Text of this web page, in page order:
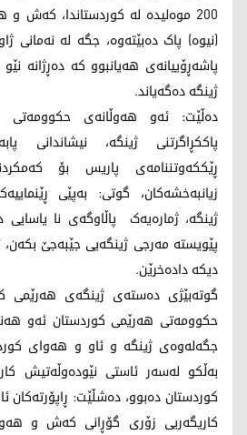
200 موەلیدە لە کوردستاندا، کەش
(نیوە) پاک دەبێتەوە، جگە لە نەمانی
پاشەڕۆییانەی هەیانبوو کە دەڕژانە
ژینگە دەگەیاند.
دەڵێت: ئەو هەوڵانەی حکوومەتی
پاککڕاگرتنی ژینگە، نیشاندانی
ڕێککەوتننامەی پاریس بۆ
زیانبەخشەکان، گوتی: بەپێی
ژینگە، ژمارەیەک پاڵاوگەی نا یاسایی
پێویستە مەرجی ژینگەیی جێبەجێ بکەن،
دیکە دادەخرێن.
گوتەبێژی دەستەی ژینگەی هەرێمی
حکوومەتی هەرێمی کوردستان ئەو
جگەلەوەی ژینگە و ئاو و هەوای
بەڵکو لەسەر ئاستی نێودەوڵەتیش
کوردستان دەبوو، دەشڵێت: ڕاپۆرتەکان
کاریگەریی زۆری گۆڕانی کەش و